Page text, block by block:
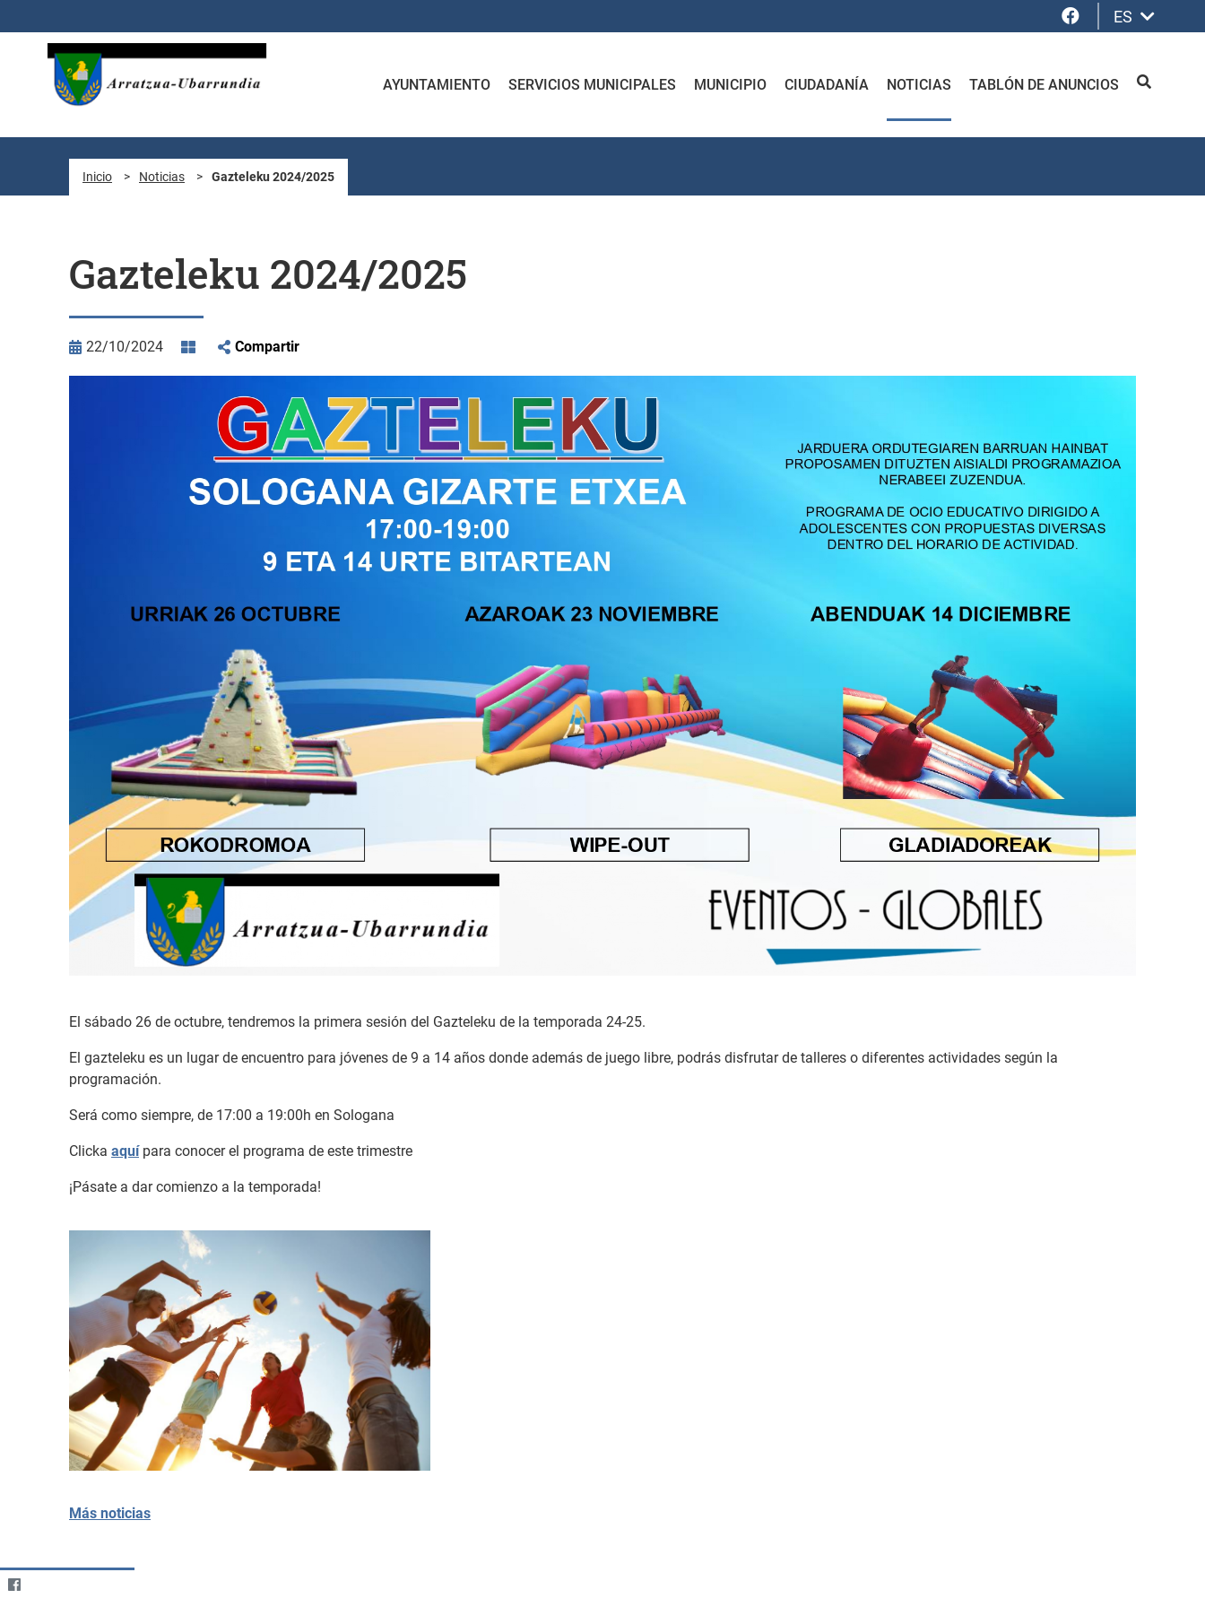
Facebook
ES
AYUNTAMIENTO SERVICIOS MUNICIPALES MUNICIPIO CIUDADANÍA NOTICIAS TABLÓN DE ANUNCIOS BUSCAR
Inicio > Noticias > Gazteleku 2024/2025
Gazteleku 2024/2025
22/10/2024 Compartir
El sábado 26 de octubre, tendremos la primera sesión del Gazteleku de la temporada 24-25.
El gazteleku es un lugar de encuentro para jóvenes de 9 a 14 años donde además de juego libre, podrás disfrutar de talleres o diferentes actividades según la
programación.
Será como siempre, de 17:00 a 19:00h en Sologana
Clicka aquípara conocer el programa de este trimestre
¡Pásate a dar comienzo a la temporada!
Más noticias